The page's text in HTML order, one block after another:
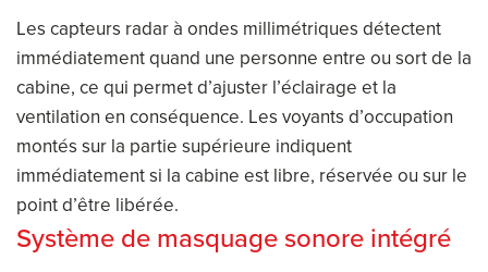
Les capteurs radar à ondes millimétriques détectent
immédiatement quand une personne entre ou sort de la
cabine, ce qui permet d’ajuster l’éclairage et la
ventilation en conséquence. Les voyants d’occupation
montés sur la partie supérieure indiquent
immédiatement si la cabine est libre, réservée ou sur le
point d’être libérée.
Système de masquage sonore intégré